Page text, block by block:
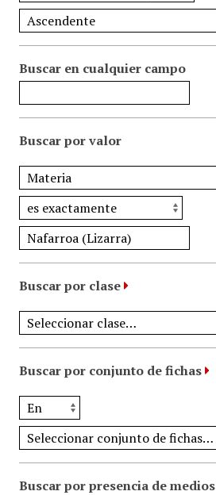
Buscar en cualquier campo
Buscar por valor
Buscar por clase
Buscar por conjunto de fichas
Buscar por presencia de medios